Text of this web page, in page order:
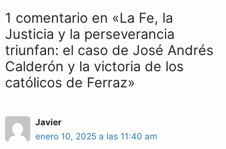
1 comentario en «La Fe, la
Justicia y la perseverancia
triunfan: el caso de José Andrés
Calderón y la victoria de los
católicos de Ferraz»
Javier
enero 10, 2025 a las 11:40 am